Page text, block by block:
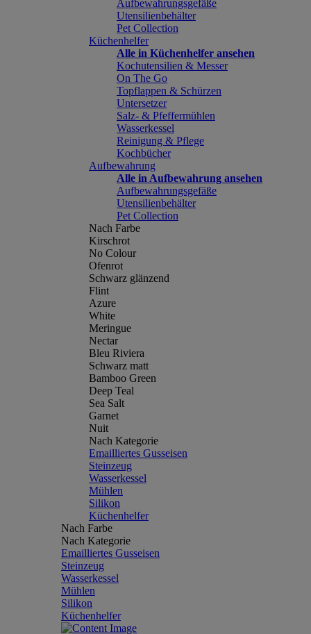
Aufbewahrungsgefäße
Utensilienbehälter
Pet Collection
Küchenhelfer
Alle in Küchenhelfer ansehen
Kochutensilien & Messer
On The Go
Topflappen & Schürzen
Untersetzer
Salz- & Pfeffermühlen
Wasserkessel
Reinigung & Pflege
Kochbücher
Aufbewahrung
Alle in Aufbewahrung ansehen
Aufbewahrungsgefäße
Utensilienbehälter
Pet Collection
Nach Farbe
Kirschrot
No Colour
Ofenrot
Schwarz glänzend
Flint
Azure
White
Meringue
Nectar
Bleu Riviera
Schwarz matt
Bamboo Green
Deep Teal
Sea Salt
Garnet
Nuit
Nach Kategorie
Emailliertes Gusseisen
Steinzeug
Wasserkessel
Mühlen
Silikon
Küchenhelfer
Nach Farbe
Nach Kategorie
Emailliertes Gusseisen
Steinzeug
Wasserkessel
Mühlen
Silikon
Küchenhelfer